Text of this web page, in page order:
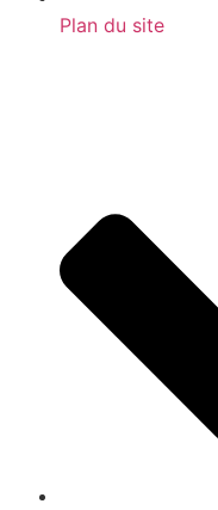
Plan du site